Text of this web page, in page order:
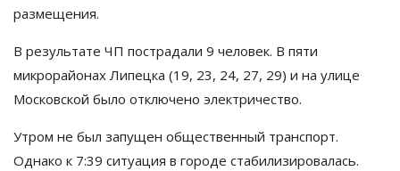
размещения.
В результате ЧП пострадали 9 человек. В пяти
микрорайонах Липецка (19, 23, 24, 27, 29) и на улице
Московской было отключено электричество.
Утром не был запущен общественный транспорт.
Однако к 7:39 ситуация в городе стабилизировалась.